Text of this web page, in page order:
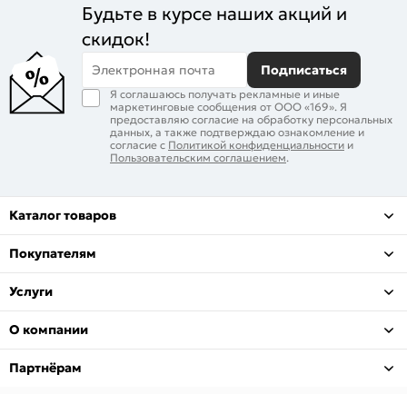
Будьте в курсе наших акций и
скидок!
Электронная почта Подписаться
Я соглашаюсь получать рекламные и иные
маркетинговые сообщения от ООО «169». Я
предоставляю согласие на обработку персональных
данных, а также подтверждаю ознакомление и
согласие с Политикой конфиденциальности и
Пользовательским соглашением.
Каталог товаров
Покупателям
Услуги
О компании
Партнёрам